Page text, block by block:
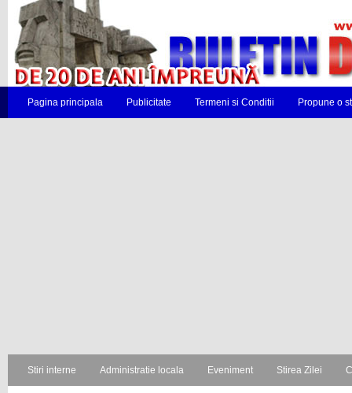
Pagina principala Publicitate Termeni si Conditii Propune o
Stiri interne Administratie locala Eveniment Stirea Zilei